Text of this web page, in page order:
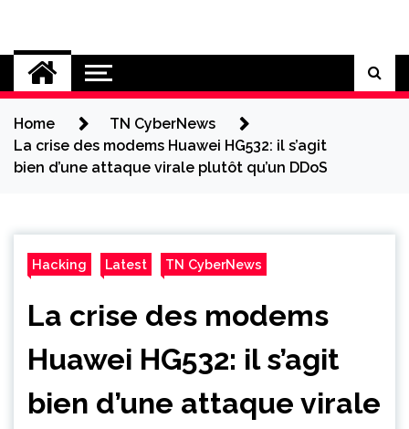
content
Cybersecurity News
Home
TN CyberNews
La crise des modems Huawei HG532: il s’agit
bien d’une attaque virale plutôt qu’un DDoS
Hacking Latest TN CyberNews
La crise des modems
Huawei HG532: il s’agit
bien d’une attaque virale